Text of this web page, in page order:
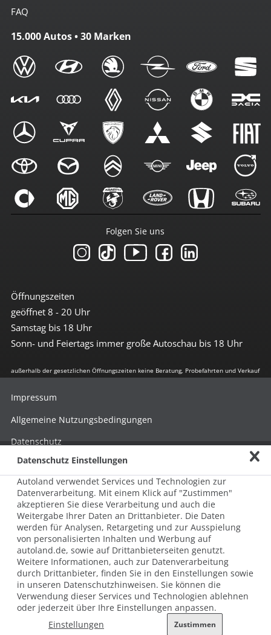
FAQ
15.000 Autos • 30 Marken
Öffnungszeiten
geöffnet 8 - 20 Uhr
Samstag bis 18 Uhr
Sonn- und Feiertags immer große Autoschau bis 18 Uhr
Folgen Sie uns
außerhalb der gesetzlichen Öffnungszeiten keine Beratung, Probefahrten und Verkauf
© 2026 AUTOLAND 24 SE & Co. Betriebs KG
Werner-von-Siemens-Str. 2, 06796 Brehna, Deutschland
Impressum
Allgemeine Nutzungsbedingungen
Datenschutz
Hinweisgebersystem nach HinSchG
Beschwerde nach LkSG
Grundsatzerklärung zum LkSG
Datenschutz Einstellungen
Autoland verwendet Services und Technologien zur
Datenverarbeitung. Mit einem Klick auf "Zustimmen"
akzeptieren Sie diese Verarbeitung und auch die
Weitergabe Ihrer Daten an Drittanbieter. Die Daten
werden für Analysen, Retargeting und zur Ausspielung
von personalisierten Inhalten und Werbung auf
autoland.de, sowie auf Drittanbieterseiten genutzt.
Weitere Informationen, auch zur Datenverarbeitung
durch Drittanbieter, finden Sie in den Einstellungen sowie
in unseren Datenschutzhinweisen. Sie können die
Verwendung dieser Services und Technologien ablehnen
oder jederzeit über Ihre Einstellungen anpassen.
Einstellungen
Zustimmen